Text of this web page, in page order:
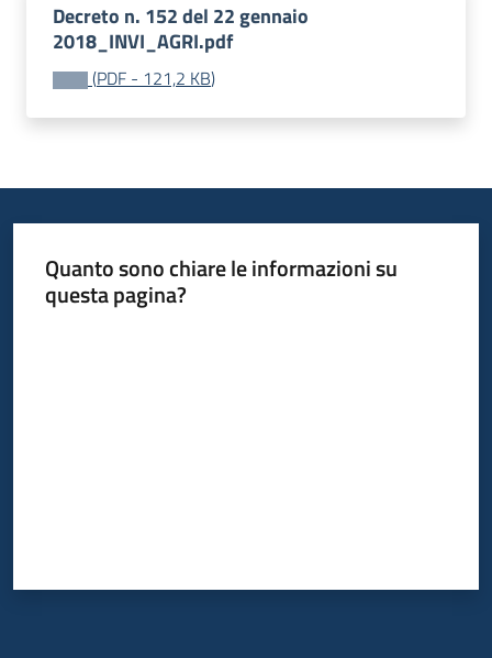
Decreto n. 152 del 22 gennaio
2018_INVI_AGRI.pdf
(PDF - 121,2 KB)
Quanto sono chiare le informazioni su
questa pagina?